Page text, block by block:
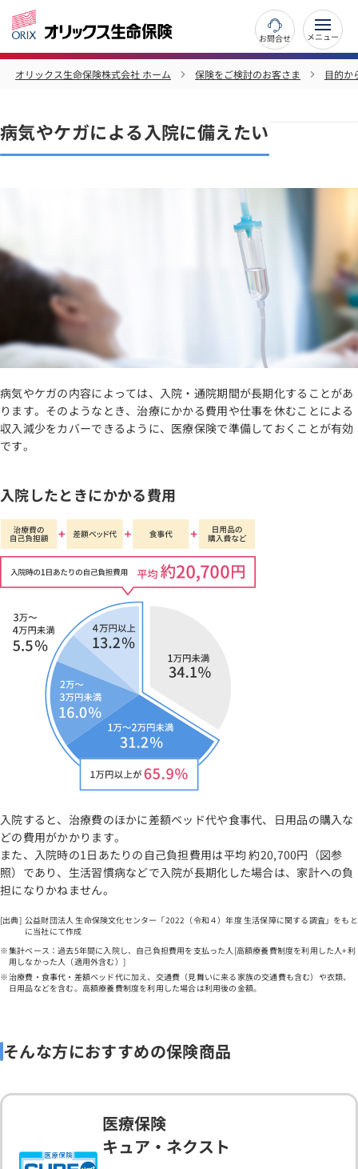
お問合せ
オリックス生命保険株式会社 ホーム 保険をご検討のお客さま 目的か
病気やケガによる入院に備えたい
病気やケガの内容によっては、入院・通院期間が長期化することがあ
ります。そのようなとき、治療にかかる費用や仕事を休むことによる
収入減少をカバーできるように、医療保険で準備しておくことが有効
です。
入院したときにかかる費用
入院すると、治療費のほかに差額ベッド代や食事代、日用品の購入な
どの費用がかかります。
また、入院時の1日あたりの自己負担費用は平均 約20,700円（図参
照）であり、生活習慣病などで入院が長期化した場合は、家計への負
担になりかねません。
公益財団法人 生命保険文化センター「2022（令和４）年度 生活保障に関する調査」をもと
に当社にて作成
集計ベース：過去5年間に入院し、自己負担費用を支払った人[高額療養費制度を利用した人+利
用しなかった人（適用外含む）]
治療費・食事代・差額ベッド代に加え、交通費（見舞いに来る家族の交通費も含む）や衣類、
日用品などを含む。高額療養費制度を利用した場合は利用後の金額。
そんな方におすすめの保険商品
医療保険
キュア・ネクスト